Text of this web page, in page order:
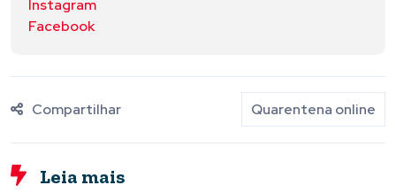
Instagram
Facebook
Compartilhar Quarentena online
Leia mais